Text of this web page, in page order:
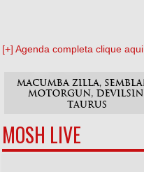
[+] Agenda completa clique aqui
MOSH LIVE